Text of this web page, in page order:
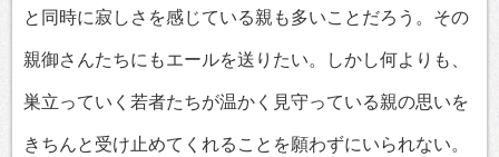
と同時に寂しさを感じている親も多いことだろう。その
親御さんたちにもエールを送りたい。しかし何よりも、
巣立っていく若者たちが温かく見守っている親の思いを
きちんと受け止めてくれることを願わずにいられない。